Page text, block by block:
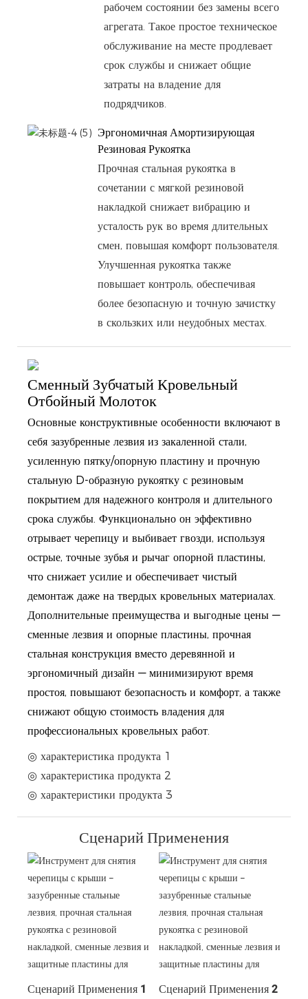
рабочем состоянии без замены всего
агрегата. Такое простое техническое
обслуживание на месте продлевает
срок службы и снижает общие
затраты на владение для
подрядчиков.
Эргономичная Амортизирующая
Резиновая Рукоятка
Прочная стальная рукоятка в
сочетании с мягкой резиновой
накладкой снижает вибрацию и
усталость рук во время длительных
смен, повышая комфорт пользователя.
Улучшенная рукоятка также
повышает контроль, обеспечивая
более безопасную и точную зачистку
в скользких или неудобных местах.
Сменный Зубчатый Кровельный
Отбойный Молоток
Основные конструктивные особенности включают в
себя зазубренные лезвия из закаленной стали,
усиленную пятку/опорную пластину и прочную
стальную D-образную рукоятку с резиновым
покрытием для надежного контроля и длительного
срока службы. Функционально он эффективно
отрывает черепицу и выбивает гвозди, используя
острые, точные зубья и рычаг опорной пластины,
что снижает усилие и обеспечивает чистый
демонтаж даже на твердых кровельных материалах.
Дополнительные преимущества и выгодные цены —
сменные лезвия и опорные пластины, прочная
стальная конструкция вместо деревянной и
эргономичный дизайн — минимизируют время
простоя, повышают безопасность и комфорт, а также
снижают общую стоимость владения для
профессиональных кровельных работ.
◎ характеристика продукта 1
◎ характеристика продукта 2
◎ характеристики продукта 3
Сценарий Применения
Сценарий Применения 1 Сценарий Применения 2